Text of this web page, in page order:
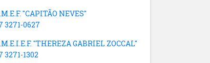
"CAPITÃO NEVES"
3271-0627
"THEREZA GABRIEL ZOCCAL"
3271-1302